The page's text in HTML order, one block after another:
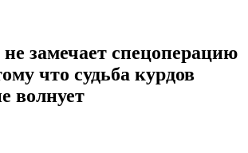
замечает спецоперацию
что судьба курдов
волнует